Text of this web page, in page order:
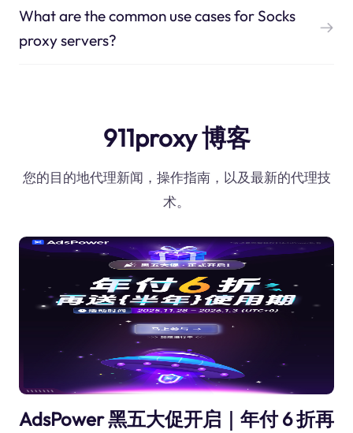
What are the common use cases for Socks
proxy servers?
911proxy 博客
您的目的地代理新闻，操作指南，以及最新的代理技
术。
AdsPower 黑五大促开启｜年付 6 折再